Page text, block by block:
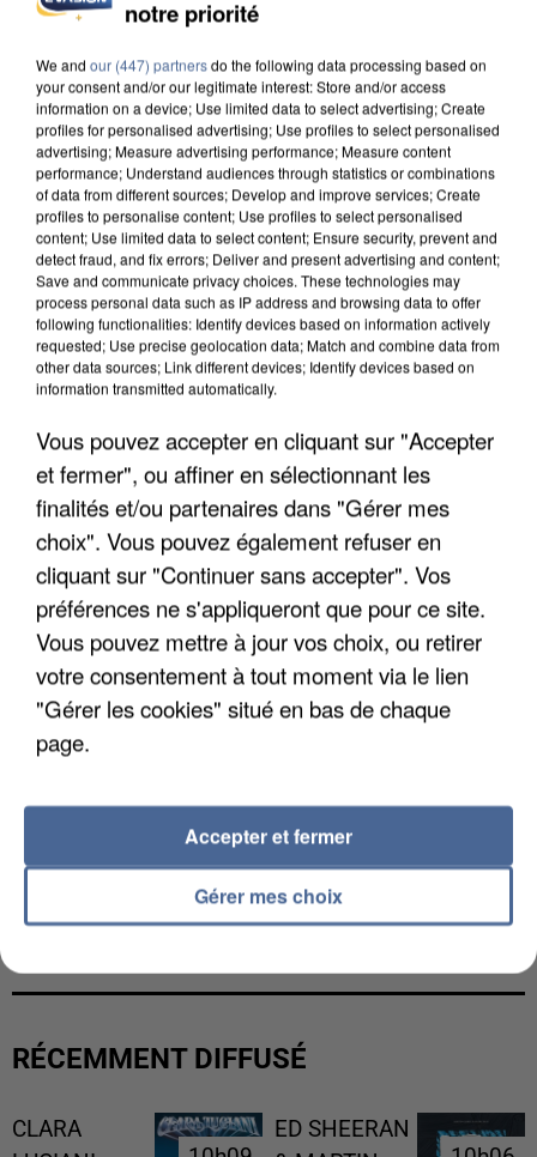
DE SOLIDARITÉ AVEC LES...
APRÈS TOUTES CES CANICULES, LES REFUGES
DE FAUNE SAUVAGE SONT...
L’UN DES FONDATEURS SUPPOSÉS DE LA DZ
MAFIA INTERPELLÉ EN ALGÉRIE
RÉCEMMENT DIFFUSÉ
CLARA
ED SHEERAN
notre priorité
We and our (447) partnersdo the following data processing based on
your consent and/or our legitimate interest: Store and/or access
information on a device; Use limited data to select advertising; Create
profiles for personalised advertising; Use profiles to select personalised
advertising; Measure advertising performance; Measure content
performance; Understand audiences through statistics or combinations
of data from different sources; Develop and improve services; Create
profiles to personalise content; Use profiles to select personalised
content; Use limited data to select content; Ensure security, prevent and
detect fraud, and fix errors; Deliver and present advertising and content;
Save and communicate privacy choices. These technologies may
process personal data such as IP address and browsing data to offer
following functionalities: Identify devices based on information actively
requested; Use precise geolocation data; Match and combine data from
other data sources; Link different devices; Identify devices based on
information transmitted automatically.
Vous pouvez accepter en cliquant sur "Accepter
et fermer", ou affiner en sélectionnant les
finalités et/ou partenaires dans "Gérer mes
choix". Vous pouvez également refuser en
cliquant sur "Continuer sans accepter". Vos
préférences ne s'appliqueront que pour ce site.
Vous pouvez mettre à jour vos choix, ou retirer
votre consentement à tout moment via le lien
"Gérer les cookies" situé en bas de chaque
page.
Gérer mes choix
Accepter et fermer